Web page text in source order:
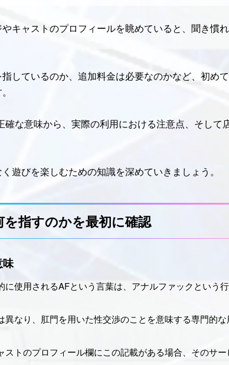
キャストのプロフィールを眺めていると、聞き慣
しているのか、追加料金は必要なのかなど、初め
確な意味から、実際の利用における注意点、そして
遊びを楽しむための知識を深めていきましょう。
指すのかを最初に確認
味
に使用されるAFという言葉は、アナルファックという
異なり、肛門を用いた性交渉のことを意味する専門的な
ストのプロフィール欄にこの記載がある場合、そのサ